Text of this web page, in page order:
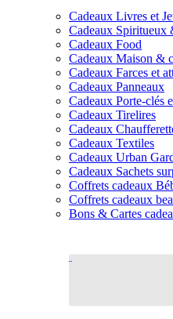
Cadeaux Livres et
Cadeaux Spiritueux
Cadeaux Food
Cadeaux Maison &
Cadeaux Farces et
Cadeaux Panneaux
Cadeaux Porte-clés
Cadeaux Tirelires
Cadeaux
Cadeaux Textiles
Cadeaux Urban
Cadeaux Sachets
Coffrets cadeaux
Coffrets cadeaux
Bons & Cartes